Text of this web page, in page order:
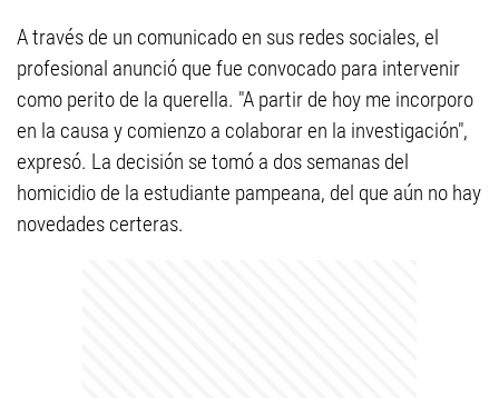
A través de un comunicado en sus redes sociales, el
profesional anunció que fue convocado para intervenir
como perito de la querella. "A partir de hoy me incorporo
en la causa y comienzo a colaborar en la investigación",
expresó. La decisión se tomó a dos semanas del
homicidio de la estudiante pampeana, del que aún no hay
novedades certeras.